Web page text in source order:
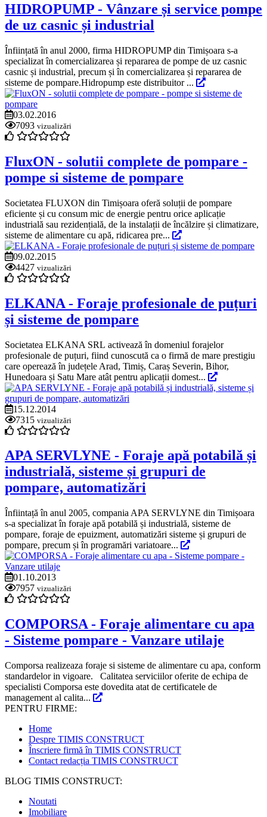
HIDROPUMP - Vânzare și service pompe
de uz casnic și industrial
Înființată în anul 2000, firma HIDROPUMP din Timișoara s-a
specializat în comercializarea și repararea de pompe de uz casnic
casnic și industrial, precum și în comercializarea și repararea de
sisteme de pompare.Hidropump este distribuitor ...
03.02.2016
7093 vizualizări
FluxON - solutii complete de pompare -
pompe si sisteme de pompare
Societatea FLUXON din Timișoara oferă soluții de pompare
eficiente și cu consum mic de energie pentru orice aplicație
industrială sau rezidențială, de la instalații de încălzire și climatizare,
sisteme de alimentare cu apă, ridicarea pre...
09.02.2015
4427 vizualizări
ELKANA - Foraje profesionale de puțuri
și sisteme de pompare
Societatea ELKANA SRL activează în domeniul forajelor
profesionale de puțuri, fiind cunoscută ca o firmă de mare prestigiu
care operează în județele Arad, Timiș, Caraș Severin, Bihor,
Hunedoara și Satu Mare atât pentru aplicații domest...
15.12.2014
7315 vizualizări
APA SERVLYNE - Foraje apă potabilă și
industrială, sisteme și grupuri de
pompare, automatizări
Înfiintață în anul 2005, compania APA SERVLYNE din Timișoara
s-a specializat în foraje apă potabilă și industrială, sisteme de
pompare, foraje de epuizment, automatizări sisteme și grupuri de
pompare, precum și în programări variatoare...
01.10.2013
7957 vizualizări
COMPORSA - Foraje alimentare cu apa
- Sisteme pompare - Vanzare utilaje
Comporsa realizeaza foraje si sisteme de alimentare cu apa, conform
standardelor in vigoare. Calitatea serviciilor oferite de echipa de
specialisti Comporsa este dovedita atat de certificatele de
management al calita...
PENTRU FIRME:
Home
Despre TIMIS CONSTRUCT
Înscriere firmă în TIMIS CONSTRUCT
Contact redacția TIMIS CONSTRUCT
BLOG TIMIS CONSTRUCT:
Noutati
Imobiliare